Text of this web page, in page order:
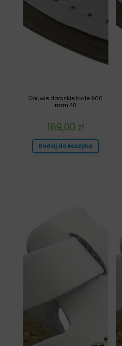
Obuwie damskie białe 900
rozm.40
169,00 zł
Dodaj do koszyka